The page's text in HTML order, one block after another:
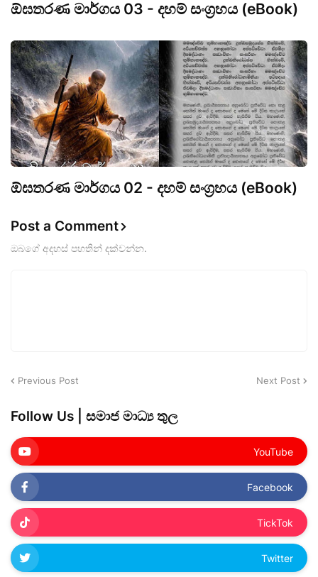
ඕඝතරණ මාර්ගය 03 - දහම් සංග්‍රහය (eBook)
ඕඝතරණ මාර්ගය 02 - දහම් සංග්‍රහය (eBook)
Post a Comment
ඔබගේ අදහස් පහතින් දක්වන්න.
Previous Post Next Post
Follow Us | සමාජ මාධ්‍ය තුල
YouTube
Facebook
TickTok
Twitter